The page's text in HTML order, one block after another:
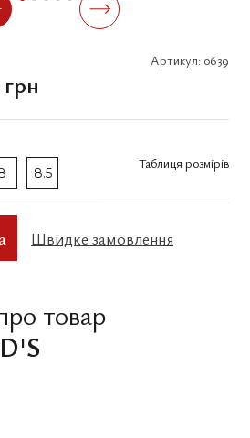
Артикул: 0639
грн
8.5
Таблиця розмірів
Швидке замовлення
товар